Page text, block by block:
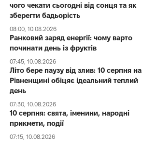
чого чекати сьогодні від сонця та як
зберегти бадьорість
08:00, 10.08.2026
Ранковий заряд енергії: чому варто
починати день із фруктів
07:45, 10.08.2026
Літо бере паузу від злив: 10 серпня на
Рівненщині обіцяє ідеальний теплий
день
07:30, 10.08.2026
10 серпня: свята, іменини, народні
прикмети, події
07:15, 10.08.2026